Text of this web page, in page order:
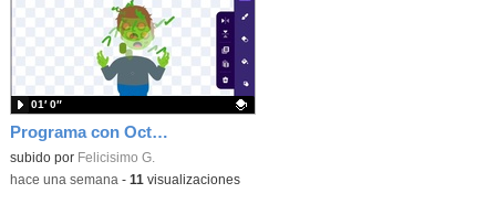
Programa con OctoStudio, un juego homenajeando al House of the dead con Zombies
Contenido educativo.
subido por Felicisimo G.
01′ 0″
-hace una semana - 11 visualizaciones